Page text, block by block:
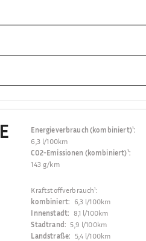
E Energieverbrauch (kombiniert)¹:
6,3 l/100km
CO2-Emissionen (kombiniert)¹:
143 g/km
Kraftstoffverbrauch¹:
kombiniert: 6,3 l/100km
Innenstadt: 8,1 l/100km
Stadtrand: 5,9 l/100km
Landstraße: 5,4 l/100km